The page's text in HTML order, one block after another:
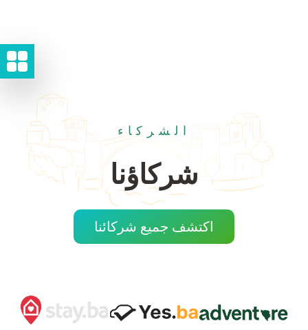
الشركاء
شركاؤنا
اكتشف جميع شركائنا